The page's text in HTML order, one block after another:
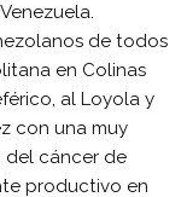
de todos
en Colinas
al Loyola y
con una muy
del cáncer de
productivo en